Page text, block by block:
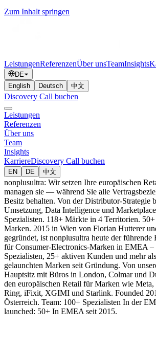
Zum Inhalt springen
LeistungenReferenzenÜber unsTeamInsights
DE
English
Deutsch 中文
Discovery Call buchen
Leistungen
Referenzen
Über uns
Team
Insights
KarriereDiscovery Call buchen
EN DE 中文
nonplusultra: Wir setzen Ihre europäischen
managen sie — während Sie alle
Besitz behalten. Von der Distributor-Strategie
Umsetzung, Data Intelligence und
Spezialisten. 118+ Märkte in 4 Territorien.
Marken. 2015 in Wien von Florian Hutterer
gegründet, ist nonplusultra heute der
für Consumer-Electronics-Marken in EMEA
Spezialisten, 25+ aktiven Kunden und mehr
gelaunchten Marken seit Gründung. Von
Hauptsitz mit Büros in London, Colmar und
den europäischen Retail für Marken wie
Ring, iFixit, XGIMI und Starlink. Founded
Österreich. Team: 100+ Spezialisten In der
launched: 50+ In EMEA seit 2015.